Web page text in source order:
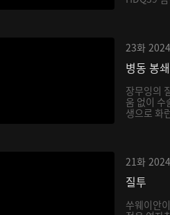
23화
병동 봉쇄
장무잉의
움 없이 수
생으로 화
21화
질투
쑤웨이안